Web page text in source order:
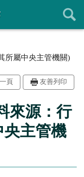
所屬中央主管機關)
頁 友善列印
來源：行
主管機